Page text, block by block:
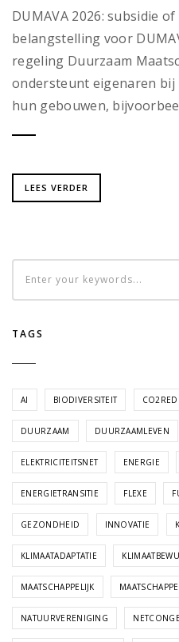
DUMAVA 2026: subsidie
belangstelling voor
regeling Duurzaam
ondersteunt eigenaren bij
hun gebouwen,
LEES VERDER
TAGS
AI BIODIVERSITEIT
DUURZAAM DUURZAAMLEVEN
ELEKTRICITEITSNET ENERGIE
ENERGIETRANSITIE FLEXE
GEZONDHEID INNOVATIE
KLIMAATADAPTATIE
MAATSCHAPPELIJK
NATUURVERENIGING